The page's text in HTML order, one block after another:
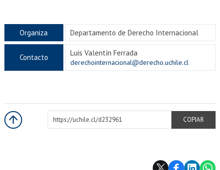
Organiza Departamento de Derecho Internacional
Contacto Luis Valentín Ferrada
derechointernacional@derecho.uchile.cl
https://uchile.cl/d232961
COPIAR